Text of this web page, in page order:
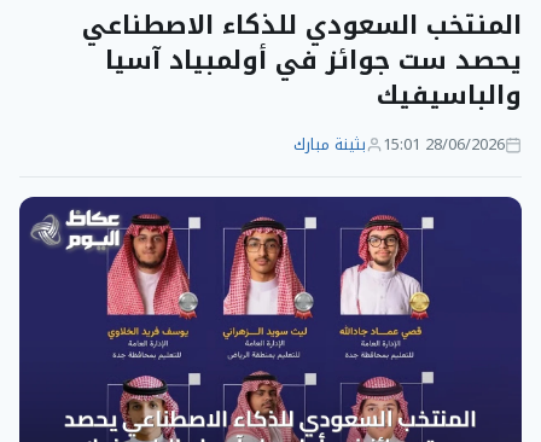
المنتخب السعودي للذكاء الاصطناعي
يحصد ست جوائز في أولمبياد آسيا
والباسيفيك
28/06/2026 15:01 بثينة مبارك